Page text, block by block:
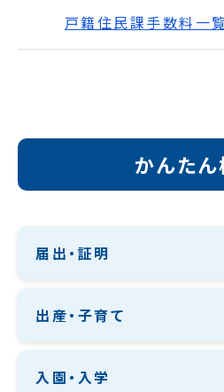
戸籍住民課手数料一
かんたん
届出・証明
出産・子育て
入園・入学